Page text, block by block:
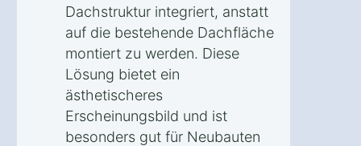
Dachstruktur integriert, anstatt
auf die bestehende Dachfläche
montiert zu werden. Diese
Lösung bietet ein
ästhetischeres
Erscheinungsbild und ist
besonders gut für Neubauten